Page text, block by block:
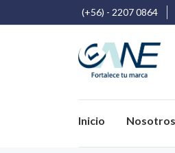
(+56) - 2207 0864
Inicio Nosotros